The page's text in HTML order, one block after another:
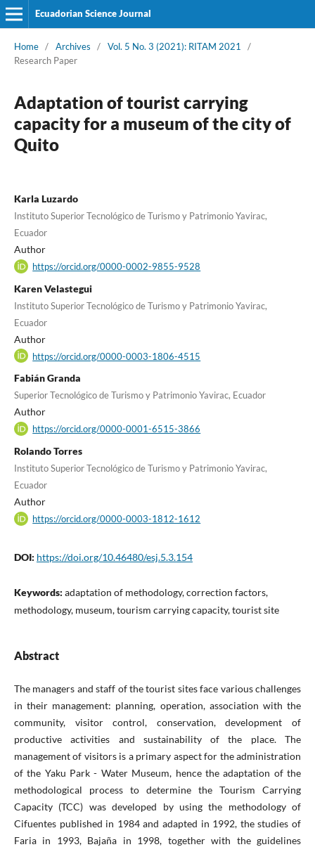
Ecuadorian Science Journal
Home / Archives / Vol. 5 No. 3 (2021): RITAM 2021
/
Research Paper
Adaptation of tourist carrying
capacity for a museum of the city of
Quito
Karla Luzardo
Instituto Superior Tecnológico de Turismo y Patrimonio Yavirac,
Ecuador
Author
https://orcid.org/0000-0002-9855-9528
Karen Velastegui
Instituto Superior Tecnológico de Turismo y Patrimonio Yavirac,
Ecuador
Author
https://orcid.org/0000-0003-1806-4515
Fabián Granda
Superior Tecnológico de Turismo y Patrimonio Yavirac, Ecuador
Author
https://orcid.org/0000-0001-6515-3866
Rolando Torres
Instituto Superior Tecnológico de Turismo y Patrimonio Yavirac,
Ecuador
Author
https://orcid.org/0000-0003-1812-1612
DOI: https://doi.org/10.46480/esj.5.3.154
Keywords: adaptation of methodology, correction factors,
methodology, museum, tourism carrying capacity, tourist site
Abstract
The managers and staff of the tourist sites face various challenges
in their management: planning, operation, association with the
community, visitor control, conservation, development of
productive activities and sustainability of the place. The
management of visitors is a primary aspect for the administration
of the Yaku Park - Water Museum, hence the adaptation of the
methodological process to determine the Tourism Carrying
Capacity (TCC) was developed by using the methodology of
Cifuentes published in 1984 and adapted in 1992, the studies of
Faria in 1993, Bajaña in 1998, together with the guidelines